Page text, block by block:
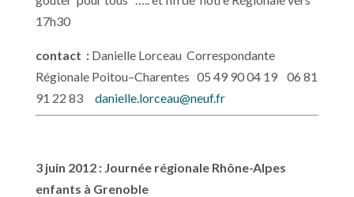
17h30
contact : Danielle Lorceau Correspondante
Régionale Poitou–Charentes 05 49 90 04 19 06 81
91 22 83 danielle.lorceau@neuf.fr
3 juin 2012 : Journée régionale Rhône-Alpes
enfants à Grenoble